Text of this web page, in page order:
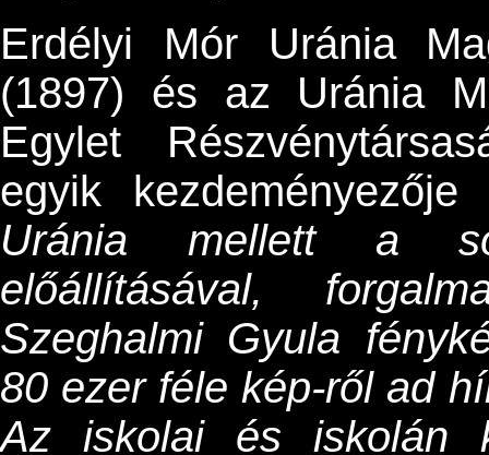
Erdélyi Mór Uránia
(1897) és az Uránia
Egylet
egyik
Uránia mellett a
előállításával,
Szeghalmi Gyula
80 ezer féle kép-ről ad
Az iskolai és iskolán